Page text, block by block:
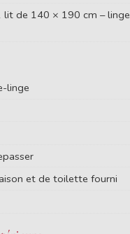
lit de 140 × 190 cm –
linge
et de toilette fourni